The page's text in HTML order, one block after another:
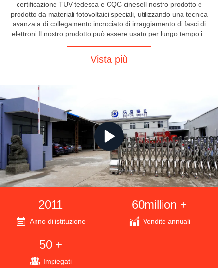
certificazione TUV tedesca e CQC cineseIl nostro prodotto è
prodotto da materiali fotovoltaici speciali, utilizzando una tecnica
avanzata di collegamento incrociato di irraggiamento di fasci di
elettroni.Il nostro prodotto può essere usato per lungo tempo in
Vista più
2011
Anno di istituzione
60million +
Vendite annuali
50 +
Impiegati